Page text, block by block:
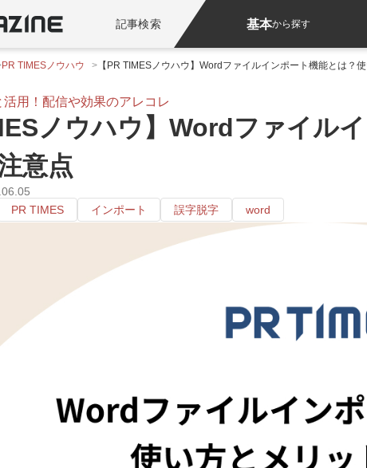
記事検索 基本から探す
PR TIMESノウハウ 【PR TIMESノウハウ】Wordファイルインポート機能とは？
用！配信や効果のアレコレ
ノウハウ】Wordファイル
意点
PR TIMES インポート 誤字脱字 word